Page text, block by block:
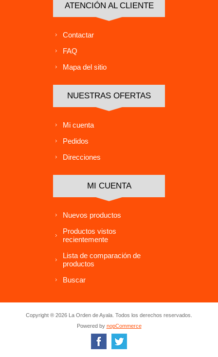
ATENCIÓN AL CLIENTE
Contactar
FAQ
Mapa del sitio
NUESTRAS OFERTAS
Mi cuenta
Pedidos
Direcciones
MI CUENTA
Nuevos productos
Productos vistos
recientemente
Lista de comparación de
productos
Buscar
Copyright ® 2026 La Orden de Ayala. Todos los derechos reservados.
Powered by nopCommerce